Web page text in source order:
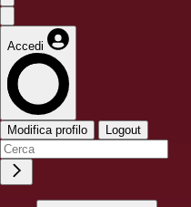
Accedi
Modifica profilo Logout